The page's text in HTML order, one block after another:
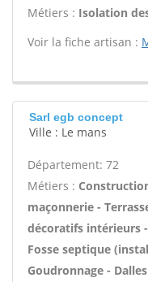
Métiers : Isolation
Voir la fiche artisan :
Sarl egb concept
Ville : Le mans
Département: 72
Métiers :
maçonnerie -
décoratifs intérieurs
Fosse septique
Goudronnage -